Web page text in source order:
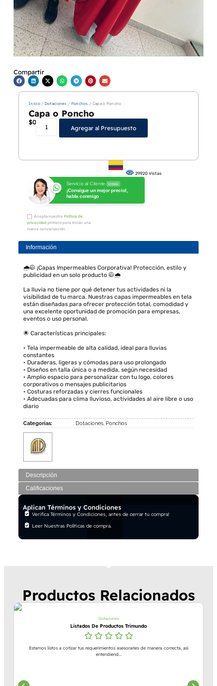
Compartir
Inicio/ Dotaciones / Ponchos / Capa o Poncho
Capa o Poncho
$0
Agregar al Presupuesto
Servicio al Cliente Online
¡Consigue un mejor precio!,
habla conmigo
Acepta nuestra Política de
privacidad primero para iniciar una
nueva conversación.
29920 Vistas
Información
Descripción
Calificaciones
🌧️🧥 ¡Capas Impermeables Corporativa! Protección, estilo y
publicidad en un solo producto 🧥🌧️
La lluvia no tiene por qué detener tus actividades ni la
visibilidad de tu marca. Nuestras capas impermeables en tela
están diseñadas para ofrecer protección total, comodidad y
una excelente oportunidad de promoción para empresas,
eventos o uso personal.
🌟 Características principales:
• Tela impermeable de alta calidad, ideal para lluvias
constantes
• Duraderas, ligeras y cómodas para uso prolongado
• Diseños en talla única o a medida, según necesidad
• Amplio espacio para personalizar con tu logo, colores
corporativos o mensajes publicitarios
• Costuras reforzadas y cierres funcionales
• Adecuadas para clima lluvioso, actividades al aire libre o uso
diario
Categorías: Dotaciones, Ponchos
Aplican Términos y Condiciones
Verifica Términos y Condiciones, antes de cerrar tu compra!
Leer Nuestras Políticas de compra.
Productos Relacionados
Dotaciones
Listados De Productos Trimundo
Estamos listos a cotizar tus requerimientos asesorarles de manera correcta, así
entendiend...